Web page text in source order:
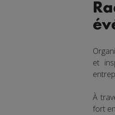
et
À
fort